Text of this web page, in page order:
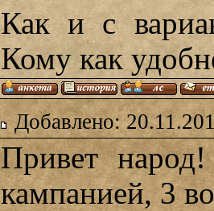
Как и с
Кому как
Добавлено:
Привет
кампанией, 3